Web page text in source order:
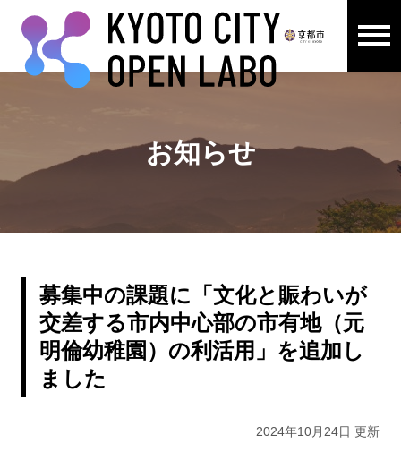
ここから本文です。
お知らせ
募集中の課題に「文化と賑わいが
交差する市内中心部の市有地（元
明倫幼稚園）の利活用」を追加し
ました
2024年10月24日 更新